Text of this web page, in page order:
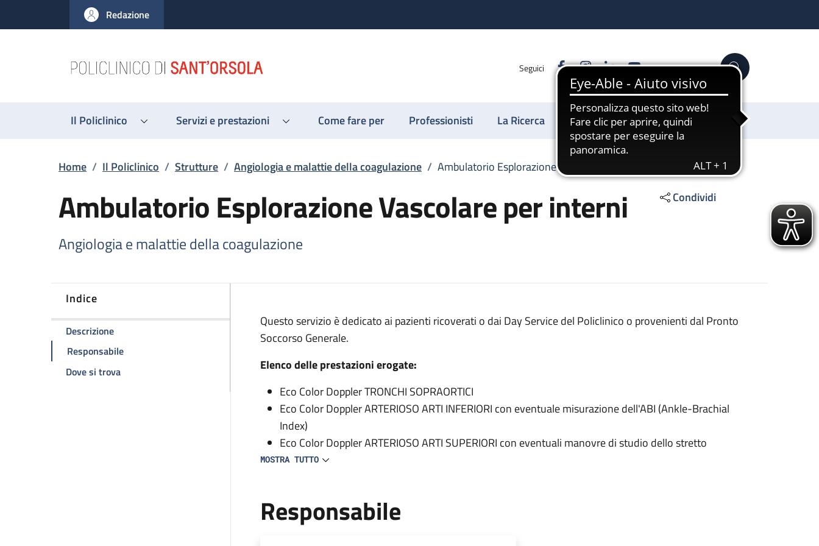
al contenuto principale
to footer content
Redazione
Seguici FacebookInstagram
LinkedinYouTube Cerca
Il Policlinico Servizi e prestazioni Come fare per Professionisti La Ricerca Sostienici
Briciole di pane
Home / Il Policlinico / Strutture / Angiologia e malattie della coagulazione / Ambulatorio Esplorazione Vascolare per interni
Ambulatorio Esplorazione Vascolare per interni
Angiologia e malattie della coagulazione
Condividi
Indice
Descrizionedella pagina Ambulatorio Esplorazione Vascolare per interni
Responsabiledella pagina Ambulatorio Esplorazione Vascolare per interni
Dove si trovadella pagina Ambulatorio Esplorazione Vascolare per interni
Descrizione
Questo servizio è dedicato ai pazienti ricoverati o dai Day Service del Policlinico o provenienti dal Pronto
Soccorso Generale.
Elenco delle prestazioni erogate:
Eco Color Doppler TRONCHI SOPRAORTICI
Eco Color Doppler ARTERIOSO ARTI INFERIORI con eventuale misurazione dell'ABI (Ankle-Brachial
Index)
Eco Color Doppler ARTERIOSO ARTI SUPERIORI con eventuali manovre di studio dello stretto
toracico superiore (TOS)
Eco Color Doppler ARTERIE RENALI
Eco Color Doppler VENA CAVA INFERIORE
MOSTRA TUTTO
Responsabile